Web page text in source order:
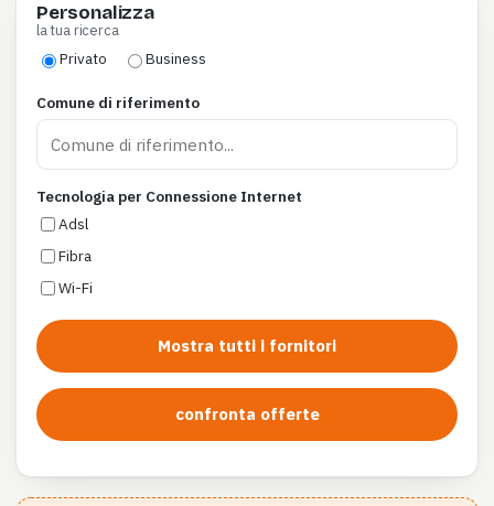
Personalizza
la tua ricerca
Privato Business
Comune di riferimento
Tecnologia per Connessione Internet
Adsl
Fibra
Wi-Fi
Mostra tutti i fornitori
confronta offerte